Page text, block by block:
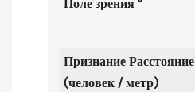
Поле зрения °
ПризнаниеРасстояние
(человек / метр)